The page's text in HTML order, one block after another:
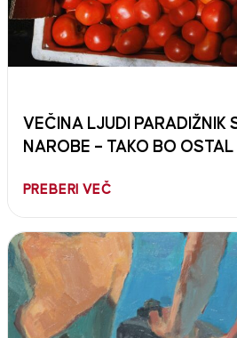
VEČINA LJUDI PARADIŽNIK
NAROBE – TAKO BO
PREBERI VEČ